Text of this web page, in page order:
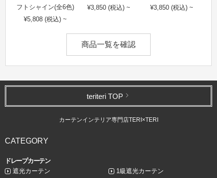
フトシャイン(全6色)
¥5,808 (税込) ~
¥3,850 (税込) ~
¥3,850 (税込) ~
商品一覧を確認
teriteri TOP
カーテンインテリア専門店TERI×TERI
CATEGORY
ドレープカーテン
遮光カーテン
1級遮光カーテン